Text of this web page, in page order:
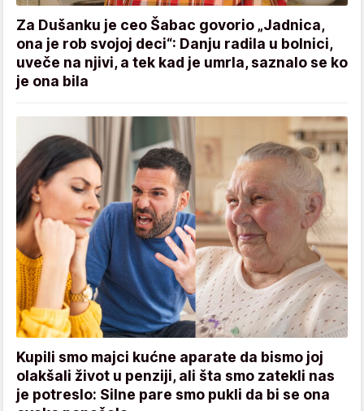
Za Dušanku je ceo Šabac govorio „Jadnica,
ona je rob svojoj deci“: Danju radila u bolnici,
uveče na njivi, a tek kad je umrla, saznalo se ko
je ona bila
Kupili smo majci kućne aparate da bismo joj
olakšali život u penziji, ali šta smo zatekli nas
je potreslo: Silne pare smo pukli da bi se ona